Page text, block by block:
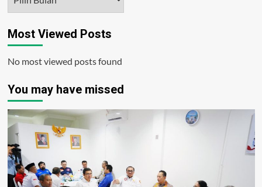
Most Viewed Posts
No most viewed posts found
You may have missed